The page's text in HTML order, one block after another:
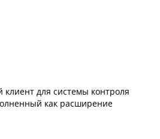
клиент для системы контроля
как расширение